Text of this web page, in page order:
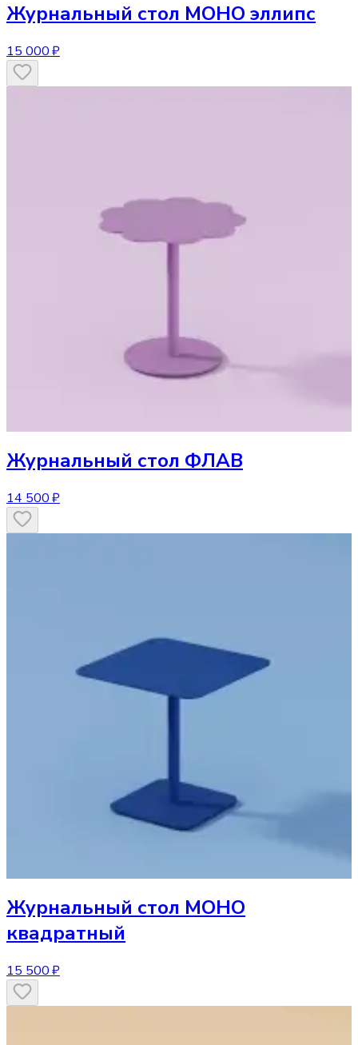
Журнальный стол МОНО эллипс
15 000 ₽
Журнальный стол ФЛАВ
14 500 ₽
Журнальный стол МОНО
квадратный
15 500 ₽